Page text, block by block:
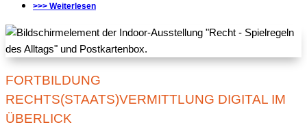
>>> Weiterlesen
FORTBILDUNG
RECHTS(STAATS)VERMITTLUNG DIGITAL IM
ÜBERLICK